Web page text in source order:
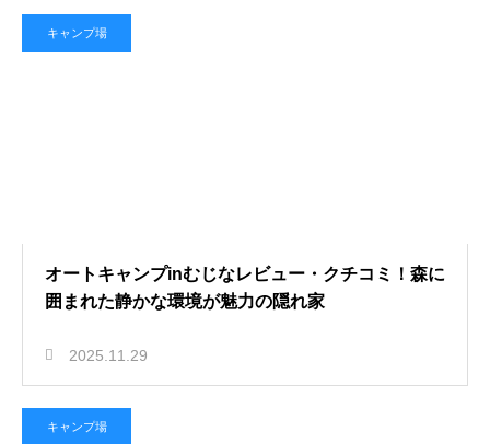
キャンプ場
オートキャンプinむじなレビュー・クチコミ！森に
囲まれた静かな環境が魅力の隠れ家
2025.11.29
キャンプ場